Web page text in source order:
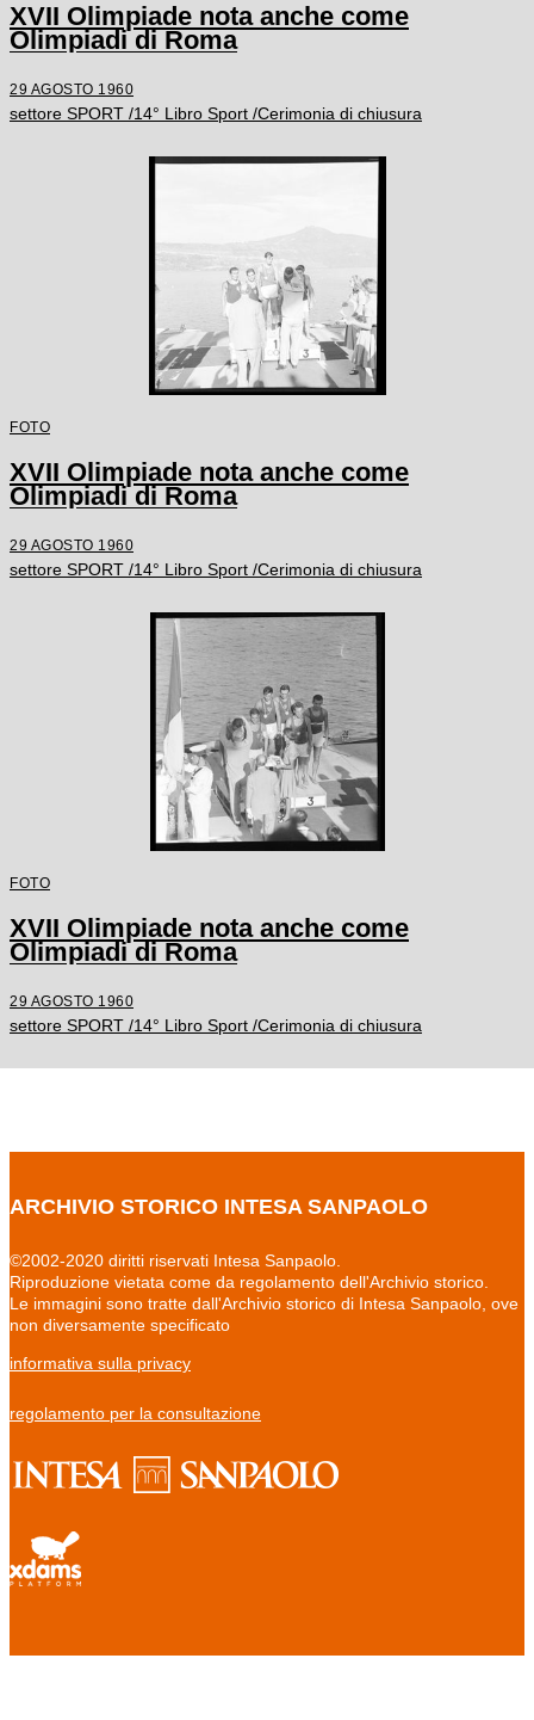
XVII Olimpiade nota anche come
Olimpiadi di Roma
29 AGOSTO 1960
settore SPORT /14° Libro Sport /Cerimonia di chiusura
FOTO
XVII Olimpiade nota anche come
Olimpiadi di Roma
29 AGOSTO 1960
settore SPORT /14° Libro Sport /Cerimonia di chiusura
FOTO
XVII Olimpiade nota anche come
Olimpiadi di Roma
29 AGOSTO 1960
settore SPORT /14° Libro Sport /Cerimonia di chiusura
ARCHIVIO STORICO INTESA SANPAOLO
©2002-2020 diritti riservati Intesa Sanpaolo.
Riproduzione vietata come da regolamento dell'Archivio storico.
Le immagini sono tratte dall'Archivio storico di Intesa Sanpaolo, ove
non diversamente specificato
informativa sulla privacy
regolamento per la consultazione